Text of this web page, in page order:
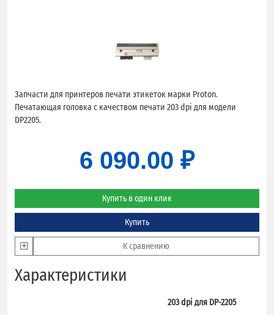
Запчасти для принтеров печати этикеток марки Proton.
Печатающая головка с качеством печати 203 dpi для модели
DP2205.
6 090.00 ₽
Купить в один клик
Купить
К сравнению
Характеристики
203 dpi для DP-2205